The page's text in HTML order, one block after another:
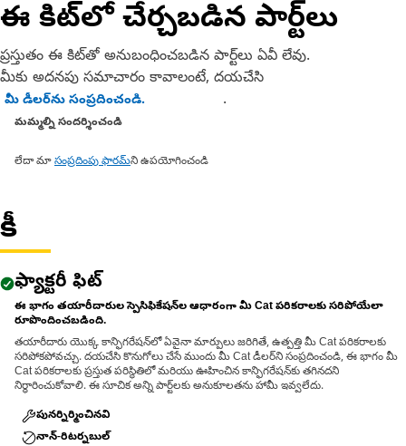
ఈ కిట్‌లో చేర్చబడిన పార్ట్‌లు
ప్రస్తుతం ఈ కిట్‌తో అనుబంధించబడిన పార్ట్‌లు ఏవీ లేవు.
మీకు అదనపు సమాచారం కావాలంటే, దయచేసి
మీ డీలర్‌ను సంప్రదించండి.
మమ్మల్ని సందర్శించండి
లేదా మాసంప్రదింపు ఫారమ్ని ఉపయోగించండి
.
కీ
ఫ్యాక్టరీ ఫిట్
ఈ భాగం తయారీదారుల స్పెసిఫికేషన్‌ల ఆధారంగా మీ Cat పరికరాలకు సరిపోయేలా
రూపొందించబడింది.
తయారీదారు యొక్క కాన్ఫిగరేషన్‌లో ఏవైనా మార్పులు జరిగితే, ఉత్పత్తి మీ Cat పరికరాలకు
సరిపోకపోవచ్చు. దయచేసి కొనుగోలు చేసే ముందు మీ Cat డీలర్‌ని సంప్రదించండి, ఈ భాగం మీ
Cat పరికరాలకు ప్రస్తుత పరిస్థితిలో మరియు ఊహించిన కాన్ఫిగరేషన్‌కు తగినదని
నిర్ధారించుకోవాలి. ఈ సూచిక అన్ని పార్ట్‌లకు అనుకూలతను హామీ ఇవ్వలేదు.
పునర్నిర్మించినవి
నాన్-రిటర్నబుల్